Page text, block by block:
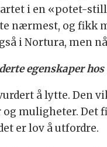
i en «potet-
nærmest, og fikk
i Nortura, men
egenskaper hos
å lytte. Den
muligheter. Det
er lov å utfordre.